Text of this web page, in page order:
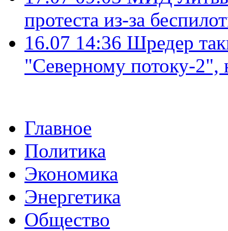
протеста из-за
16.07 14:36 Шредер
"Северному потоку-2",
Главное
Политика
Экономика
Энергетика
Общество